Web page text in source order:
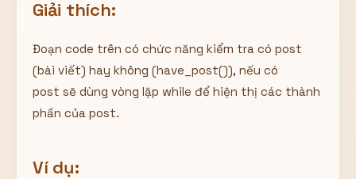
Giải thích:
Đoạn code trên có chức năng kiểm tra có post
(bài viết) hay không (have_post()), nếu có
post sẽ dùng vòng lặp while để hiện thị các thành
phần của post.
Ví dụ: